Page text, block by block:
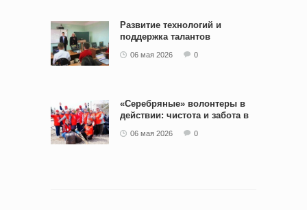
Развитие технологий и
поддержка талантов
06 мая 2026 0
«Серебряные» волонтеры в
действии: чистота и забота в
06 мая 2026 0